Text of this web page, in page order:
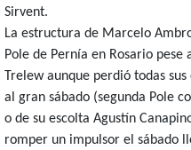
Sirvent.
La estructura de Marcelo
Pole de Pernía en Rosario
Trelew aunque perdió todas
al gran sábado (segunda Pole
o de su escolta Agustín
romper un impulsor el sábado